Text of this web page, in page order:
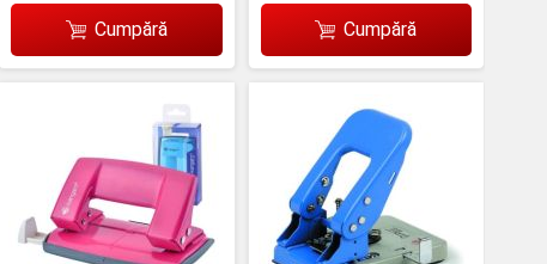
Cumpără Cumpără